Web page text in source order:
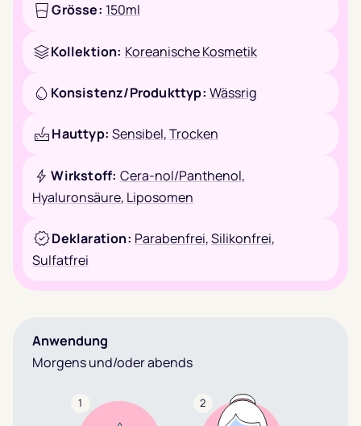
Grösse: 150ml
Kollektion: Koreanische Kosmetik
Konsistenz/Produkttyp: Wässrig
Hauttyp:Sensibel,Trocken
Wirkstoff: Cera-nol/Panthenol,
Hyaluronsäure, Liposomen
Deklaration: Parabenfrei,Silikonfrei,
Sulfatfrei
Anwendung
Morgens und/oder abends
1 2